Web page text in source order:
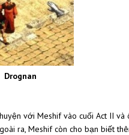
Drognan
với Meshif vào cuối Act II
ra, Meshif còn cho bạn biết